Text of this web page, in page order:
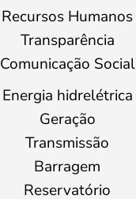
Recursos Humanos
Transparência
Comunicação Social
Energia hidrelétrica
Geração
Transmissão
Barragem
Reservatório